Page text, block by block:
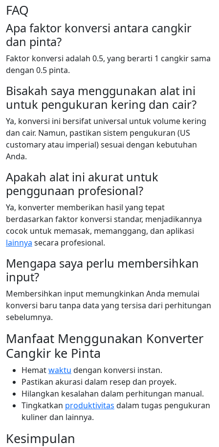
FAQ
Apa faktor konversi antara cangkir
dan pinta?
Faktor konversi adalah 0.5, yang berarti 1 cangkir sama
dengan 0.5 pinta.
Bisakah saya menggunakan alat ini
untuk pengukuran kering dan cair?
Ya, konversi ini bersifat universal untuk volume kering
dan cair. Namun, pastikan sistem pengukuran (US
customary atau imperial) sesuai dengan kebutuhan
Anda.
Apakah alat ini akurat untuk
penggunaan profesional?
Ya, konverter memberikan hasil yang tepat
berdasarkan faktor konversi standar, menjadikannya
cocok untuk memasak, memanggang, dan aplikasi
lainnya secara profesional.
Mengapa saya perlu membersihkan
input?
Membersihkan input memungkinkan Anda memulai
konversi baru tanpa data yang tersisa dari perhitungan
sebelumnya.
Manfaat Menggunakan Konverter
Cangkir ke Pinta
Hematwaktu dengan konversi instan.
Pastikan akurasi dalam resep dan proyek.
Hilangkan kesalahan dalam perhitungan manual.
Tingkatkan produktivitas dalam tugas pengukuran
kuliner dan lainnya.
Kesimpulan